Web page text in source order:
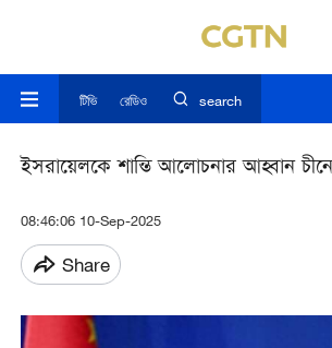
টিভি রেডিও search
ইসরায়েলকে শান্তি আলোচনার আহ্বান
08:46:06 10-Sep-2025
Share